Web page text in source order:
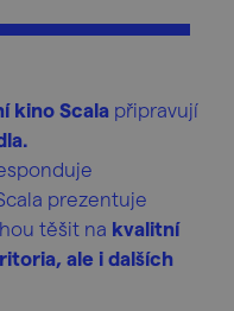
kino Scala připravují
prezentuje
těšit na kvalitní
ale i dalších